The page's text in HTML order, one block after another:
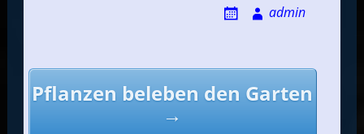
admin
Post
navigation
Pflanzen beleben den Garten
→